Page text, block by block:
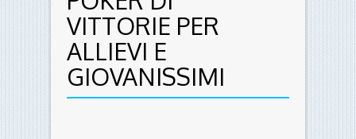
VITTORIE PER
ALLIEVI E
GIOVANISSIMI